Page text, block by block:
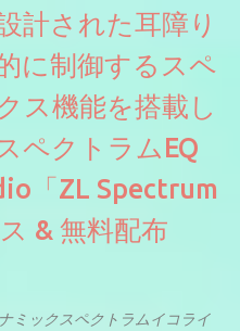
計された耳障り
に制御するスペ
ス機能を搭載し
ペクトラムEQ
「ZL Spectrum
& 無料配布
ミックスペクトラムイコライ